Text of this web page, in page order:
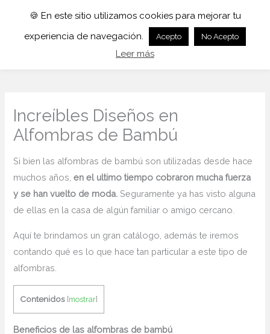
Increíbles Diseños en
Alfombras de Bambú
Si bien las alfombras de bambú son utilizadas desde hace
muchos años,en el ultimo tiempo cobraron mucha fuerza
y se han vuelto de moda. Seguramente ya has visto alguna
de ellas en la casa de algún familiar o amigo cercano.
Aquí te brindamos un gran catálogo, además te iremos
contando qué es lo que hace tan particular a este tipo de
alfombras.
Contenidos [mostrar]
Beneficios de las alfombras de bambú
🍪 En este sitio utilizamos cookies para mejorar tu
experiencia de navegación.
Acepto No Acepto
Leer más